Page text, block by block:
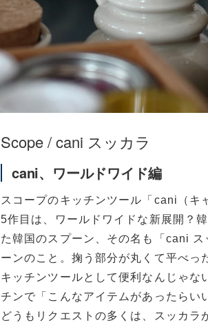
Scope / cani スッカラ
cani、ワールドワイド編
スコープのキッチンツール「cani（
5作目は、ワールドワイドな新展開？
た韓国のスプーン、その名も「cani
ーンのこと。掬う部分が丸くて平べっ
キッチンツールとして便利なんじゃな
チンで「こんなアイテムがあったらい
どうもリクエストの多くは、スッカラ